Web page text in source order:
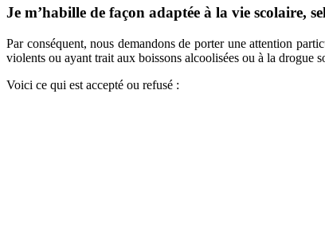
Je m’habille de façon adaptée à la vie scolaire,
Par conséquent, nous demandons de porter une attention
violents ou ayant trait aux boissons alcoolisées ou à la drogue
Voici ce qui est accepté ou refusé :